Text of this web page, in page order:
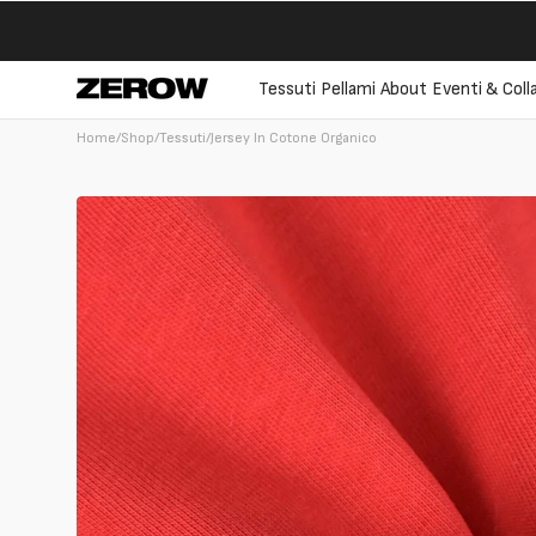
Vai
ai contenuti
Tessuti Pellami About Eventi &
Home/Shop/Tessuti/Jersey In Cotone Organico